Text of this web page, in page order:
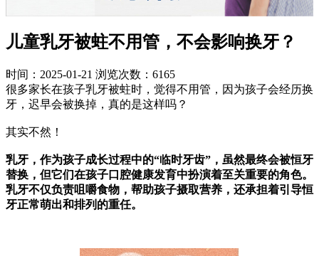
儿童乳牙被蛀不用管，不会影响换牙？
时间：2025-01-21 浏览次数：6165
很多家长在孩子乳牙被蛀时，觉得不用管，因为孩子会经历换
牙，迟早会被换掉，真的是这样吗？
其实不然！
乳牙，作为孩子成长过程中的“临时牙齿”，虽然最终会被恒牙
替换，但它们在孩子口腔健康发育中扮演着至关重要的角色。
乳牙不仅负责咀嚼食物，帮助孩子摄取营养，还承担着引导恒
牙正常萌出和排列的重任。